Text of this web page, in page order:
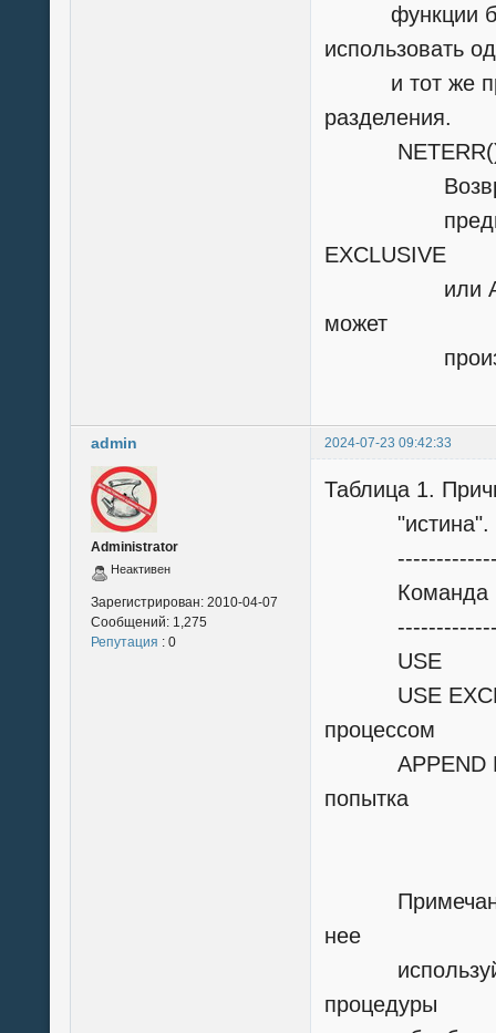
функции
использовать
и тот же
разделения.
Возвращает
EXCLUSIVE
или
может
произойти
admin 2024-07-23 09:42:33
Administrator
Неактивен
Зарегистрирован: 2010-04-07
Сообщений: 1,275
Репутация : 0
Таблица 1.
"истина".
Команда
USE USE
USE
процессом
APPEND
попытка
Примечание.
нее
используйте
процедуры